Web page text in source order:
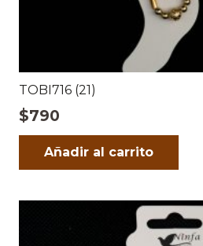
TOBI716 (21)
$790
Añadir al carrito